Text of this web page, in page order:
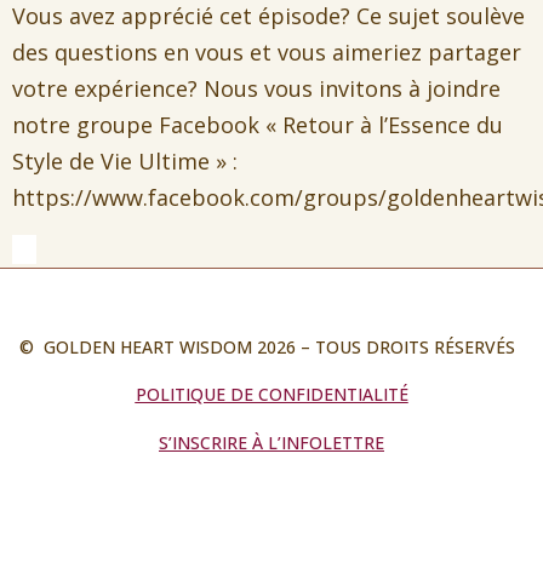
Vous avez apprécié cet épisode? Ce sujet soulève
des questions en vous et vous aimeriez partager
votre expérience? Nous vous invitons à joindre
notre groupe Facebook « Retour à l’Essence du
Style de Vie Ultime » :
https://www.facebook.com/groups/
© GOLDEN HEART WISDOM 2026 – TOUS DROITS RÉSERVÉS
POLITIQUE DE CONFIDENTIALITÉ
S’INSCRIRE À L’INFOLETTRE